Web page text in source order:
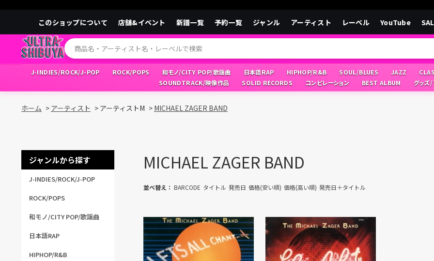
このショップについて 店舗&イベント 新譜一覧 予約一覧 ジャンル アーティスト レーベル YouTube
J-INDIES/ROCK/J-POP ROCK/POPS 和モノ/CITY POP/歌謡曲 日本語RAP HIPHOP/R&B SOUL/BLUES JAZZ
SOUNDTRACK/映像作品
SOLID RECORDS コンピレーション BEST ALBUM グッズ
ホーム > アーティスト > アーティストM > MICHAEL ZAGER BAND
ジャンルから探す
J-INDIES/ROCK/J-POP
ROCK/POPS
和モノ/CITY POP/歌謡曲
日本語RAP
HIPHOP/R&B
MICHAEL ZAGER BAND
並べ替え： BARCODE タイトル 発売日 価格(安い順) 価格(高い順) 発売日＋タイトル